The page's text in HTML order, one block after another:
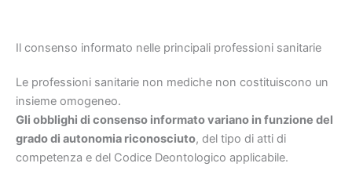
Il consenso informato nelle principali professioni sanitarie
Le professioni sanitarie non mediche non costituiscono un
insieme omogeneo.
Gli obblighi di consenso informato variano in funzione del
grado di autonomia riconosciuto, del tipo di atti di
competenza e del Codice Deontologico applicabile.